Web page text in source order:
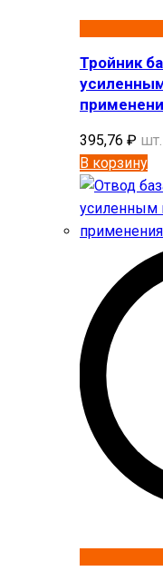
Тройник
395,76 ₽ шт.
В корзину